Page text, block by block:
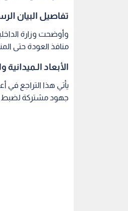
تفاصيل البيان
وأوضحت وزارة
منافذ العودة حتى
الأبعاد الـميدانية
يأتي هذا التراجع في
جهود مشتركة لضبط